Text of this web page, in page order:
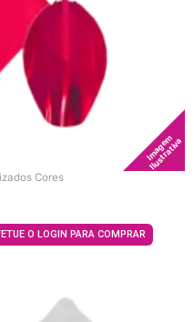
Imagem
Ilustrativa
Cores
O LOGIN PARA COMPRAR